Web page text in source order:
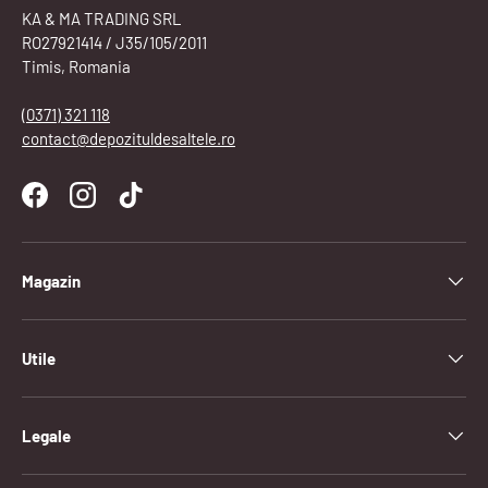
KA & MA TRADING SRL
RO27921414 / J35/105/2011
Timis, Romania
(0371) 321 118
contact@depozituldesaltele.ro
FacebookInstagramTikTok
Magazin
Utile
Legale